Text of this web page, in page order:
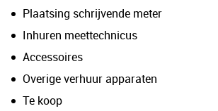
Plaatsing schrijvende meter
Inhuren meettechnicus
Accessoires
Overige verhuur apparaten
Te koop